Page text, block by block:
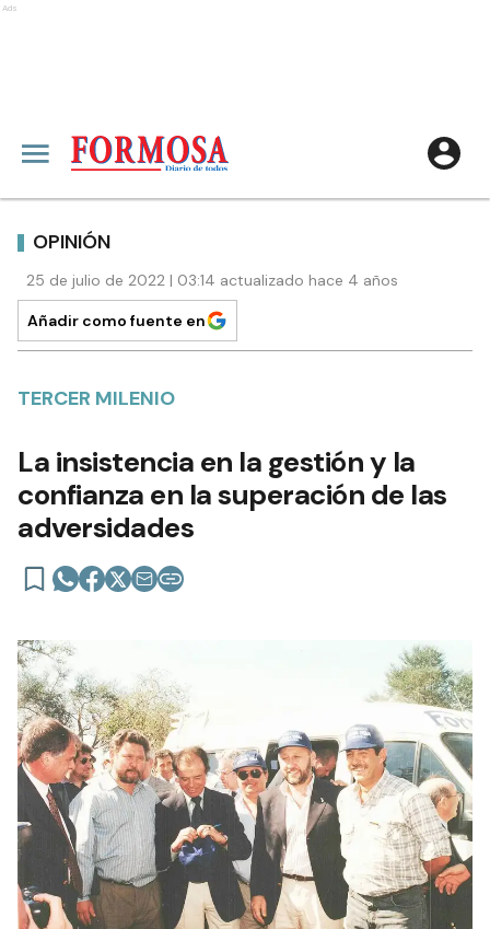
Ads
OPINIÓN
25 de julio de 2022 | 03:14 actualizado hace 4 años
Añadir como fuente en
TERCER MILENIO
La insistencia en la gestión y la
confianza en la superación de las
adversidades